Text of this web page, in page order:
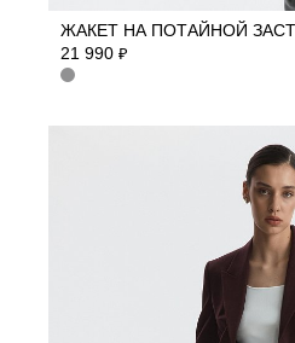
ЖАКЕТ НА ПОТАЙНОЙ
21 990 ₽